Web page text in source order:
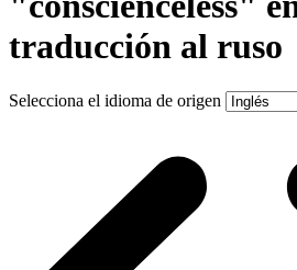
traducción al ruso
Selecciona el idioma de origen